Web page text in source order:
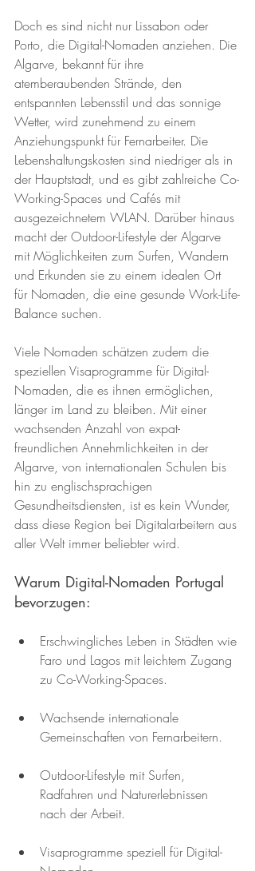
Doch es sind nicht nur Lissabon oder
Porto, die Digital-Nomaden anziehen. Die
Algarve, bekannt für ihre
atemberaubenden Strände, den
entspannten Lebensstil und das sonnige
Wetter, wird zunehmend zu einem
Anziehungspunkt für Fernarbeiter. Die
Lebenshaltungskosten sind niedriger als in
der Hauptstadt, und es gibt zahlreiche Co-
Working-Spaces und Cafés mit
ausgezeichnetem WLAN. Darüber hinaus
macht der Outdoor-Lifestyle der Algarve
mit Möglichkeiten zum Surfen, Wandern
und Erkunden sie zu einem idealen Ort
für Nomaden, die eine gesunde Work-Life-
Balance suchen.
Viele Nomaden schätzen zudem die
speziellen Visaprogramme für Digital-
Nomaden, die es ihnen ermöglichen,
länger im Land zu bleiben. Mit einer
wachsenden Anzahl von expat-
freundlichen Annehmlichkeiten in der
Algarve, von internationalen Schulen bis
hin zu englischsprachigen
Gesundheitsdiensten, ist es kein Wunder,
dass diese Region bei Digitalarbeitern aus
aller Welt immer beliebter wird.
Warum Digital-Nomaden Portugal
bevorzugen:
Erschwingliches Leben in Städten wie
Faro und Lagos mit leichtem Zugang
zu Co-Working-Spaces.
Wachsende internationale
Gemeinschaften von Fernarbeitern.
Outdoor-Lifestyle mit Surfen,
Radfahren und Naturerlebnissen
nach der Arbeit.
Visaprogramme speziell für Digital-